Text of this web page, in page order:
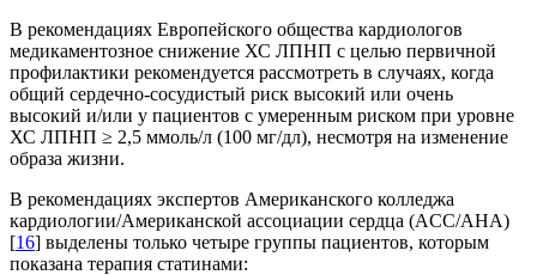
В рекомендациях Европейского общества кардиологов
медикаментозное снижение ХС ЛПНП с целью первичной
профилактики рекомендуется рассмотреть в случаях, когда
общий сердечно-сосудистый риск высокий или очень
высокий и/или у пациентов с умеренным риском при уровне
ХС ЛПНП ≥ 2,5 ммоль/л (100 мг/дл), несмотря на изменение
образа жизни.
В рекомендациях экспертов Американского колледжа
кардиологии/Американской ассоциации сердца (ACC/AHA)
[16] выделены только четыре группы пациентов, которым
показана терапия статинами: